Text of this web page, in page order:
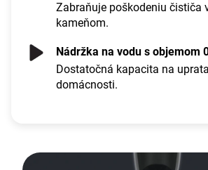
Zabraňuje poškodeniu čističa
kameňom.
Nádržka na vodu s objemom
Dostatočná kapacita na
domácnosti.